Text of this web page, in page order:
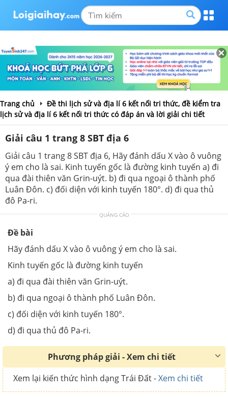
Trang chủ
Đề thi lịch sử và địa lí 6 kết nối tri thức, đề kiểm tra
lịch sử và địa lí 6 kết nối tri thức có đáp án và lời giải chi tiết
Giải câu 1 trang 8 SBT địa 6
Giải câu 1 trang 8 SBT địa 6, Hãy đánh dấu X vào ô vuông
ý em cho là sai. Kinh tuyến gốc là đường kinh tuyến a) đi
qua đài thiên văn Grin-uýt. b) đi qua ngoại ô thành phố
Luân Đôn. c) đối diện với kinh tuyến 180°. d) đi qua thủ
đô Pa-ri.
QUẢNG CÁO
Đề bài
Hãy đánh dấu X vào ô vuông ý em cho là sai.
Kinh tuyến gốc là đường kinh tuyến
a) đi qua đài thiên văn Grin-uýt.
b) đi qua ngoại ô thành phố Luân Đôn.
c) đối diện với kinh tuyến 180°.
d) đi qua thủ đô Pa-ri.
Phương pháp giải - Xem chi tiết
Xem lại kiến thức hình dạng Trái Đất -Xem chi tiết